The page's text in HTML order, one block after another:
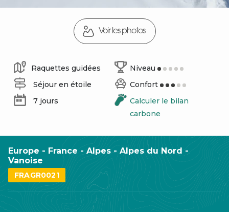
Raquettes guidées
Séjour en étoile
7 jours
Niveau
Confort
Calculer le bilan
carbone
Voir les photos
Europe - France - Alpes - Alpes du Nord -
Vanoise
FRAGR0021